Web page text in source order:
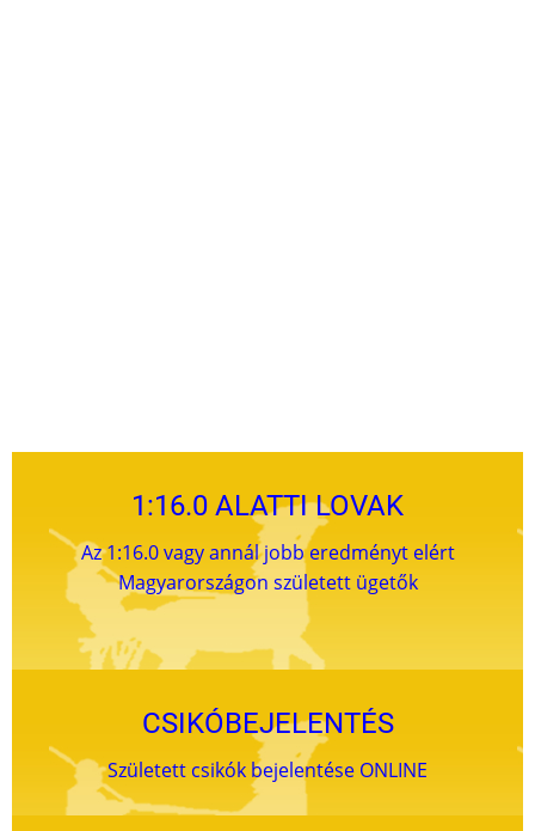
1:16.0 ALATTI LOVAK
Az 1:16.0 vagy annál jobb eredményt elért
Magyarországon született ügetők
CSIKÓBEJELENTÉS
Született csikók bejelentése ONLINE